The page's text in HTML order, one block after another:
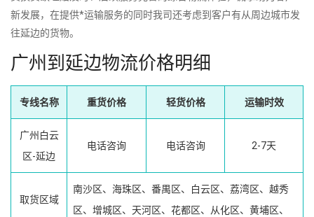
新发展，在提供*运输服务的同时我司还考虑到客户有从周边城市发
往延边的货物。
广州到延边物流价格明细
专线名称 重货价格 轻货价格 运输时效
广州白云
区-延边
电话咨询 电话咨询 2-7天
取货区域
南沙区、海珠区、番禺区、白云区、荔湾区、越秀
区、增城区、天河区、花都区、从化区、黄埔区、